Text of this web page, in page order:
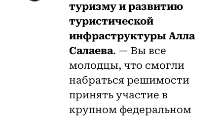
туризму и развитию
туристической
инфраструктуры Алла
Салаева. — Вы все
молодцы, что смогли
набраться решимости
принять участие в
крупном федеральном